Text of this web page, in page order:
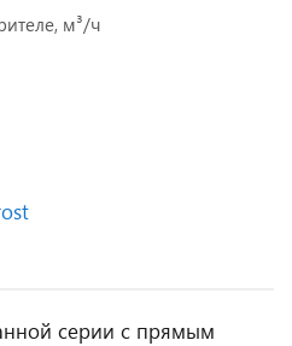
м³/ч
серии с прямым